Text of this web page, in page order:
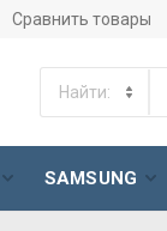
Сравнить товары
SAMSUNG